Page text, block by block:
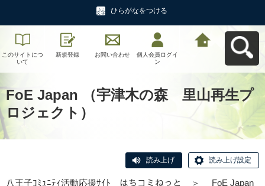
ひらがなをつける
このサイトにつ
いて
新規登録 お問い合わせ
個人会員ログイ
ン
FoE Japan （宇津木の森 里山再生プ
ロジェクト）
読み上げ 読み上げ設定
八王子ｺﾐｭﾆﾃｨ活動応援ｻｲﾄ はちコミねっと ＞
FoE Japan